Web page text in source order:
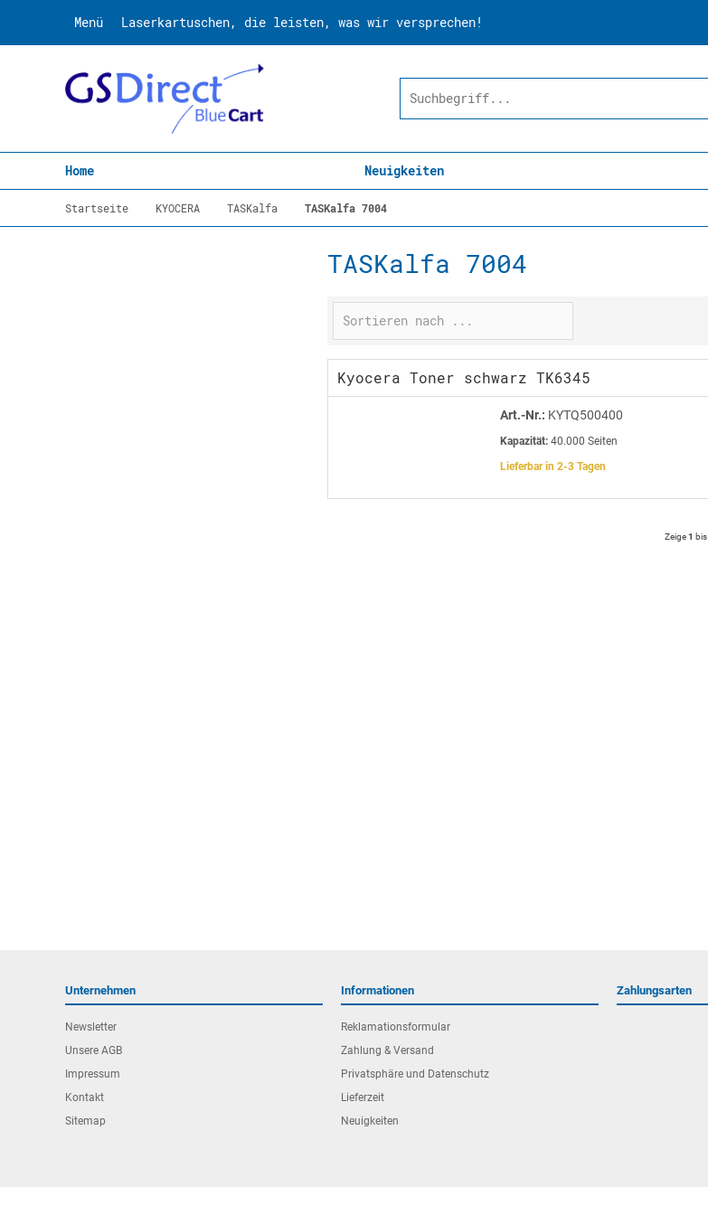
Menü Laserkartuschen, die leisten, was wir versprechen!
Home Neuigkeiten
Startseite KYOCERA TASKalfa TASKalfa 7004
TASKalfa 7004
Kyocera Toner schwarz TK6345
Art.-Nr.: KYTQ500400
Kapazität: 40.000 Seiten
Lieferbar in 2-3 Tagen
Zeige1 bis
Unternehmen
Newsletter
Unsere AGB
Impressum
Kontakt
Sitemap
Informationen
Reklamationsformular
Zahlung & Versand
Privatsphäre und Datenschutz
Lieferzeit
Neuigkeiten
Zahlungsarten